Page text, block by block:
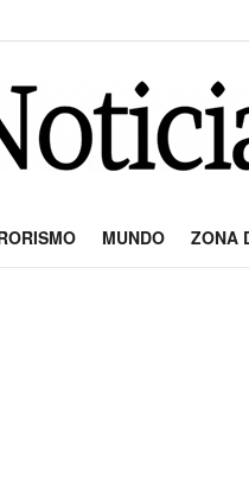
MUNDO ZONA